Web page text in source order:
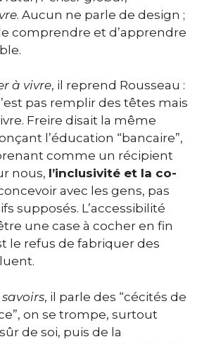
. Aucun ne parle de design ;
comprendre et d’apprendre
à vivre, il reprend Rousseau :
pas remplir des têtes mais
Freire disait la même
l’éducation “bancaire”,
comme un récipient
nous, l’inclusivité et la co-
avec les gens, pas
supposés. L’accessibilité
une case à cocher en fin
le refus de fabriquer des
savoirs, il parle des “cécités de
on se trompe, surtout
de soi, puis de la